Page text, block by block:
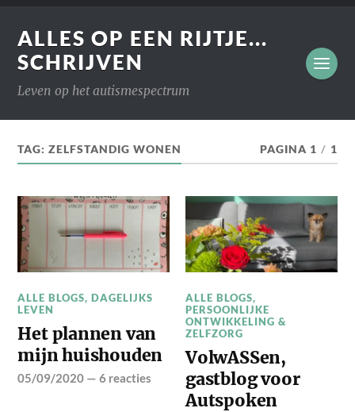
ALLES OP EEN RIJTJE...
SCHRIJVEN
Leven op het autismespectrum
TAG:ZELFSTANDIG WONEN PAGINA 1 / 1
ALLE BLOGS,DAGELIJKS
LEVEN
Het plannen van
mijn huishouden
05/09/2020 —6 reacties
ALLE BLOGS,
PERSOONLIJKE
ONTWIKKELING &
ZELFZORG
VolwASSen,
gastblog voor
Autspoken